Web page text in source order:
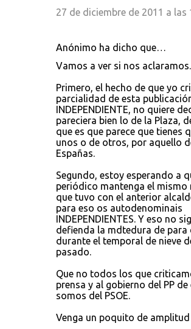
27 de diciembre de 2011 a las
Anónimo ha dicho que…
Vamos a ver si nos aclaramos.
Primero, el hecho de que yo
parcialidad de esta
INDEPENDIENTE, no quiere
pareciera bien lo de la Plaza,
que es que parece que tienes
unos o de otros, por aquello
Españas.
Segundo, estoy esperando a
periódico mantenga el mismo
que tuvo con el anterior
para eso os autodenominais
INDEPENDIENTES. Y eso no
defienda la mdtedura de para
durante el temporal de nieve
pasado.
Que no todos los que
prensa y al gobierno del PP
somos del PSOE.
Venga un poquito de